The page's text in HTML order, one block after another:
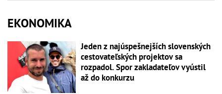
EKONOMIKA
Jeden z najúspešnejších slovenských
cestovateľských projektov sa
rozpadol. Spor zakladateľov vyústil
až do konkurzu